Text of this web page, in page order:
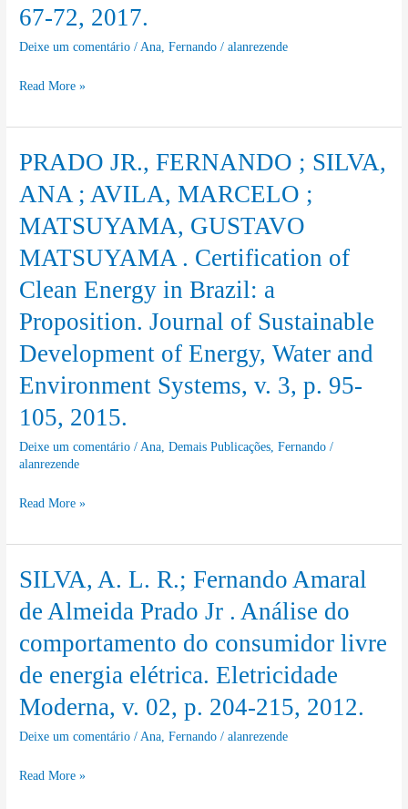
2333-
10.15341/mese(2333-
67-72, 2017.
Deixe um comentário /Ana,Fernando /alanrezende
.
DESAFIOS
DE
ENERGIA
FRENTE
AOS
INCENTIVOS
A
GERAÇÃO
DISTRIBUIDA
PEQUENA
ESCALA.
v.
p.
67-
2017.
Read More »
PRADO JR., FERNANDO ; SILVA,
ANA ; AVILA, MARCELO ;
MATSUYAMA, GUSTAVO
MATSUYAMA . Certification of
Clean Energy in Brazil: a
Proposition. Journal of Sustainable
Development of Energy, Water and
Environment Systems, v. 3, p. 95-
105, 2015.
Deixe um comentário /Ana,Demais Publicações,Fernando /
alanrezende
PRADO
FERNANDO
SILVA,
;
AVILA,
MARCELO
MATSUYAMA,
GUSTAVO
MATSUYAMA
.
in
Brazil:
Proposition.
Journal
of
of
Read More »
SILVA, A. L. R.; Fernando Amaral
de Almeida Prado Jr . Análise do
comportamento do consumidor livre
de energia elétrica. Eletricidade
Moderna, v. 02, p. 204-215, 2012.
Deixe um comentário /Ana,Fernando /alanrezende
SILVA,
L.
R.;
Fernando
de
Almeida
Read More »